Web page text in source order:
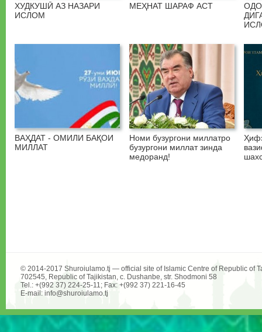
ХУДКУШӢ АЗ НАЗАРИ
ИСЛОМ
МЕҲНАТ ШАРАФ АСТ
ВАҲДАТ - ОМИЛИ БАҚОИ
МИЛЛАТ
Номи бузургони миллатро
бузургони миллат зинда
медоранд!
© 2014-2017 Shuroiulamo.tj — official site of Islamic Centre of Republic of
702545, Republic of Tajikistan, c. Dushanbe, str. Shodmoni 58
Tel.: +(992 37) 224-25-11; Fax: +(992 37) 221-16-45
E-mail: info@shuroiulamo.tj